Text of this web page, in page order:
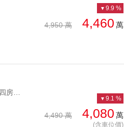
4,950 萬 4,460 萬
9.9 %
4,490 萬 4,080 萬
(含車位價)
9.1 %